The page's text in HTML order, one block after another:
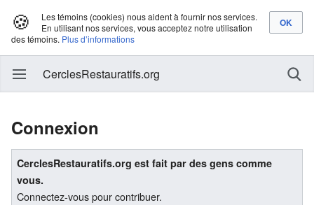
🍪
Les témoins (cookies) nous aident à fournir nos services.
En utilisant nos services, vous acceptez notre utilisation
des témoins. Plus d’informations
CerclesRestauratifs.org
Connexion
CerclesRestauratifs.org est fait par des gens comme
vous.
Connectez-vous pour contribuer.